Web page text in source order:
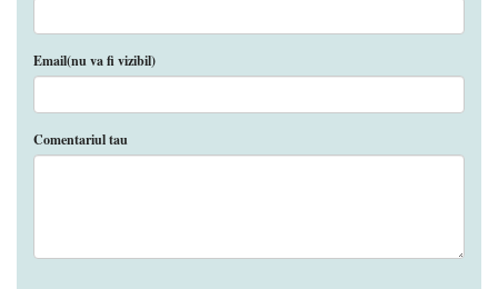
Email(nu va fi vizibil)
Comentariul tau